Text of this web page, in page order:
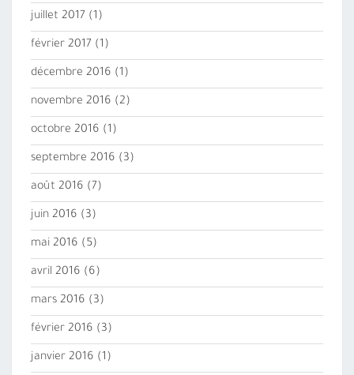
juillet 2017 (1)
février 2017 (1)
décembre 2016 (1)
novembre 2016 (2)
octobre 2016 (1)
septembre 2016 (3)
août 2016 (7)
juin 2016 (3)
mai 2016 (5)
avril 2016 (6)
mars 2016 (3)
février 2016 (3)
janvier 2016 (1)